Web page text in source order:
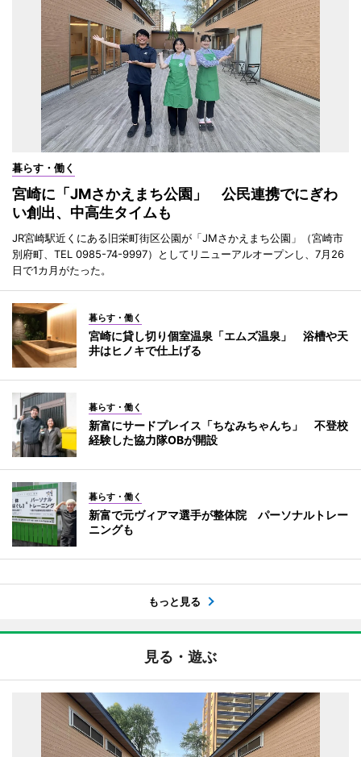
暮らす・働く
宮崎に「JMさかえまち公園」 公民連携でにぎわ
い創出、中高生タイムも
JR宮崎駅近くにある旧栄町街区公園が「JMさかえまち公園」（宮崎市
別府町、TEL 0985-74-9997）としてリニューアルオープンし、7月26
日で1カ月がたった。
暮らす・働く
宮崎に貸し切り個室温泉「エムズ温泉」 浴槽や天
井はヒノキで仕上げる
暮らす・働く
新富にサードプレイス「ちなみちゃんち」 不登校
経験した協力隊OBが開設
暮らす・働く
新富で元ヴィアマ選手が整体院 パーソナルトレー
ニングも
もっと見る
見る・遊ぶ